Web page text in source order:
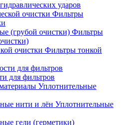
ударов
Фильтры
Фильтры
Фильтры тонкой
для фильтров
Уплотнительные
Уплотнительные